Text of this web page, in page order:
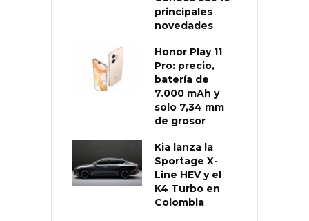
principales
novedades
Honor Play 11
Pro: precio,
batería de
7.000 mAh y
solo 7,34 mm
de grosor
Kia lanza la
Sportage X-
Line HEV y el
K4 Turbo en
Colombia